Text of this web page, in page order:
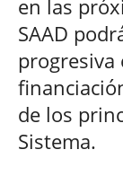
en las
SAAD
progresiva
de los
Sistema.